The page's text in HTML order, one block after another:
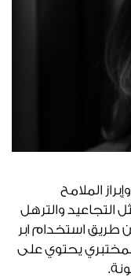
الملامح
التجاعيد والترهل
استخدام ابر
يحتوي على